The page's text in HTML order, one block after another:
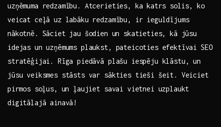
uzņēmuma redzamību. Atcerieties, ka ⁤katrs ⁣solis, ko
veicat ceļā uz labāku redzamību, ir ieguldījums⁤
nākotnē. Sāciet jau šodien ⁣un skatieties, kā jūsu
idejas un uzņēmums plaukst, pateicoties efektīvai SEO
stratēģijai. Rīga piedāvā plašu iespēju klāstu, un
jūsu veiksmes stāsts var sākties tieši šeit. Veiciet
⁤pirmos soļus, un ‍ļaujiet‍ savai vietnei uzplaukt
digitālajā ainavā!